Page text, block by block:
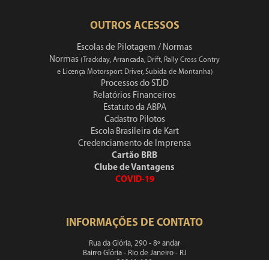
OUTROS ACESSOS
Escolas de Pilotagem / Normas
Normas (Trackday, Arrancada, Drift, Rally Cross Contry
e Licença Motorsport Driver, Subida de Montanha)
Processos do STJD
Relatórios Financeiros
Estatuto da ABPA
Cadastro Pilotos
Escola Brasileira de Kart
Credenciamento de Imprensa
Cartão BRB
Clube de Vantagens
COVID-19
INFORMAÇÕES DE CONTATO
Rua da Glória, 290 - 8º andar
Bairro Glória - Rio de Janeiro - RJ